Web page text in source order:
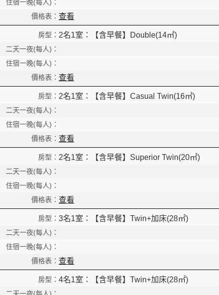
查看
2名1室：【含早餐】Double(14㎡)
查看
2名1室：【含早餐】Casual Twin(16㎡)
查看
2名1室：【含早餐】Superior Twin(20㎡)
查看
3名1室：【含早餐】Twin+加床(28㎡)
查看
4名1室：【含早餐】Twin+加床(28㎡)